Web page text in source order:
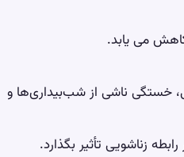
می یابد.
خستگی ناشی از شب‌بیداری‌ها و
زناشویی تأثیر بگذارد.